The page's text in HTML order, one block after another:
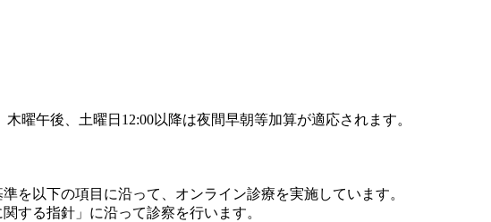
曜午後、土曜日12:00以降は夜間早朝等加算が適応されます。
を以下の項目に沿って、オンライン診療を実施しています。
する指針」に沿って診察を行います。